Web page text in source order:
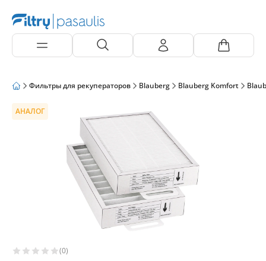
Фильтры для рекуператоров Blauberg Blauberg Komfort
АНАЛОГ
(0)